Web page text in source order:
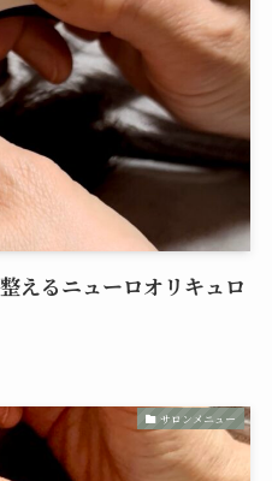
えるニューロオリキュロ
サロンメニュー